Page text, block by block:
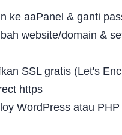
ke aaPanel & ganti
website/domain &
SSL gratis (Let's
https
WordPress atau